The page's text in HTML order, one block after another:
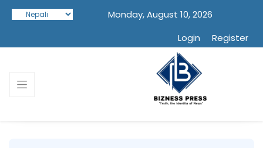
Monday, August 10, 2026
Login
Register